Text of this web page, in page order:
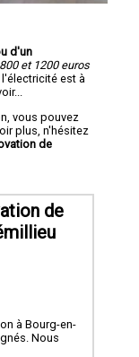
d'un
et 1200 euros
est à
vous pouvez
plus, n'hésitez
de
de
à Bourg-en-
Nous